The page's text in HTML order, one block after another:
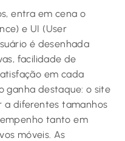
entra em cena o
e UI (User
é desenhada
facilidade de
em cada
ganha destaque: o site
a diferentes tamanhos
tanto em
móveis. As